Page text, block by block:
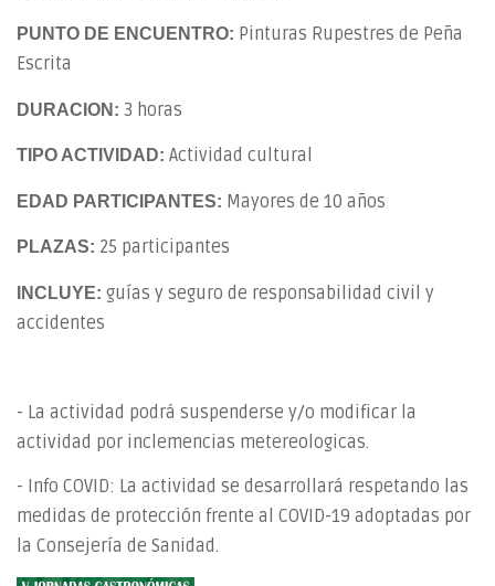
PUNTO DE ENCUENTRO: Pinturas Rupestres de Peña
Escrita
DURACION: 3 horas
TIPO ACTIVIDAD: Actividad cultural
EDAD PARTICIPANTES: Mayores de 10 años
PLAZAS: 25 participantes
INCLUYE: guías y seguro de responsabilidad civil y
accidentes
- La actividad podrá suspenderse y/o modificar la
actividad por inclemencias metereologicas.
- Info COVID: La actividad se desarrollará respetando las
medidas de protección frente al COVID-19 adoptadas por
la Consejería de Sanidad.